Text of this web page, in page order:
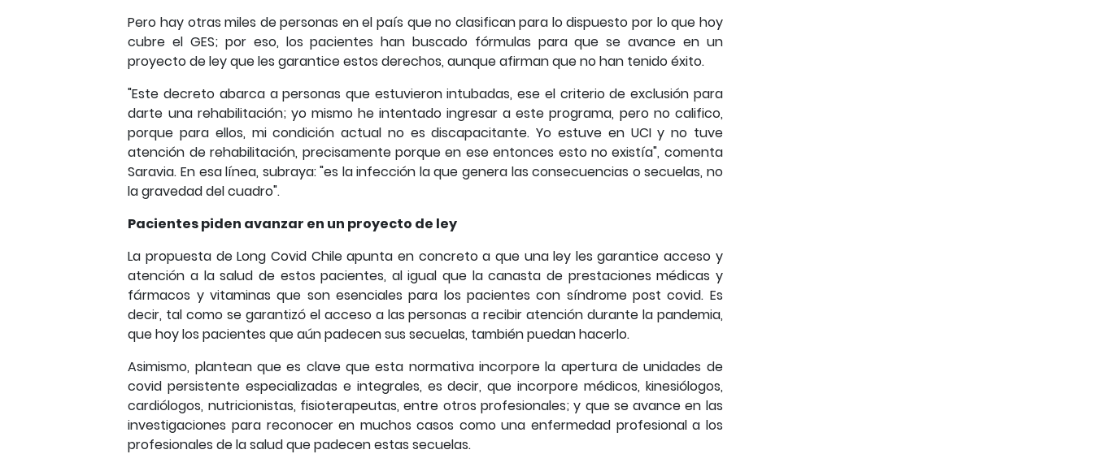
Pero hay otras miles de personas en el país que no clasifican para lo dispuesto por lo que hoy
cubre el GES; por eso, los pacientes han buscado fórmulas para que se avance en un
proyecto de ley que les garantice estos derechos, aunque afirman que no han tenido éxito.
"Este decreto abarca a personas que estuvieron intubadas, ese el criterio de exclusión para
darte una rehabilitación; yo mismo he intentado ingresar a este programa, pero no califico,
porque para ellos, mi condición actual no es discapacitante. Yo estuve en UCI y no tuve
atención de rehabilitación, precisamente porque en ese entonces esto no existía", comenta
Saravia. En esa línea, subraya: "es la infección la que genera las consecuencias o secuelas, no
la gravedad del cuadro".
Pacientes piden avanzar en un proyecto de ley
La propuesta de Long Covid Chile apunta en concreto a que una ley les garantice acceso y
atención a la salud de estos pacientes, al igual que la canasta de prestaciones médicas y
fármacos y vitaminas que son esenciales para los pacientes con síndrome post covid. Es
decir, tal como se garantizó el acceso a las personas a recibir atención durante la pandemia,
que hoy los pacientes que aún padecen sus secuelas, también puedan hacerlo.
Asimismo, plantean que es clave que esta normativa incorpore la apertura de unidades de
covid persistente especializadas e integrales, es decir, que incorpore médicos, kinesiólogos,
cardiólogos, nutricionistas, fisioterapeutas, entre otros profesionales; y que se avance en las
investigaciones para reconocer en muchos casos como una enfermedad profesional a los
profesionales de la salud que padecen estas secuelas.